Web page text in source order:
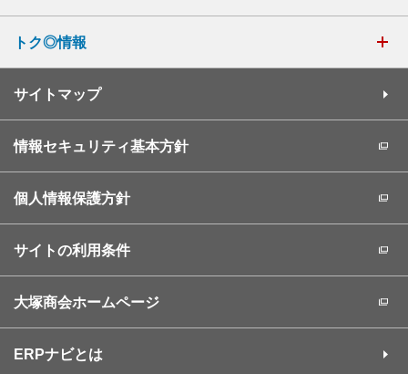
トク◎情報
サイトマップ
情報セキュリティ基本方針
個人情報保護方針
サイトの利用条件
大塚商会ホームページ
ERPナビとは